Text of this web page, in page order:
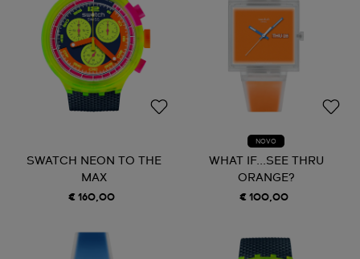
SWATCH NEON TO THE
MAX
€ 160,00
NOVO
WHAT IF...SEE THRU
ORANGE?
€ 100,00